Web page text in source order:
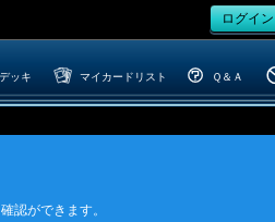
ログイン
ッキ マイカードリスト Ｑ＆Ａ
認ができます。